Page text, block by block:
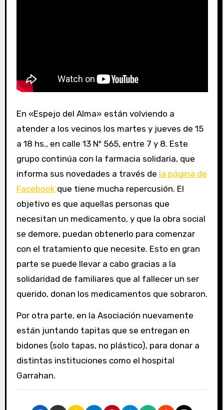
En «Espejo del Alma» están volviendo a
atender a los vecinos los martes y jueves de 15
a 18 hs., en calle 13 Nº 565, entre 7 y 8. Este
grupo continúa con la farmacia solidaria, que
informa sus novedades a través de la página de
Facebookque tiene mucha repercusión. El
objetivo es que aquellas personas que
necesitan un medicamento, y que la obra social
se demore, puedan obtenerlo para comenzar
con el tratamiento que necesite. Esto en gran
parte se puede llevar a cabo gracias a la
solidaridad de familiares que al fallecer un ser
querido, donan los medicamentos que sobraron.
Por otra parte, en la Asociación nuevamente
están juntando tapitas que se entregan en
bidones (solo tapas, no plástico), para donar a
distintas instituciones como el hospital
Garrahan.